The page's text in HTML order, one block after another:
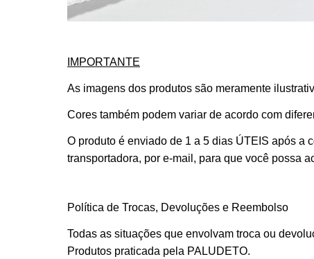
IMPORTANTE
As imagens dos produtos são meramente
Cores também podem variar de acordo com
O produto é enviado de 1 a 5 dias ÚTEIS após a
transportadora, por e-mail, para que você possa
Política de Trocas, Devoluções e Reembolso
Todas as situações que envolvam troca ou
Produtos praticada pela PALUDETO.